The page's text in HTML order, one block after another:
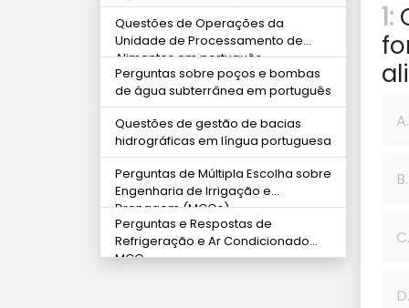
Questões de Operações da
Unidade de Processamento de
Alimentos em português
Perguntas sobre poços e bombas
de água subterrânea em português
Questões de gestão de bacias
hidrográficas em língua portuguesa
Perguntas de Múltipla Escolha sobre
Engenharia de Irrigação e
Drenagem (MCQs)
Perguntas e Respostas de
Refrigeração e Ar Condicionado
MCQ
1:
A.
B.
C.
D.